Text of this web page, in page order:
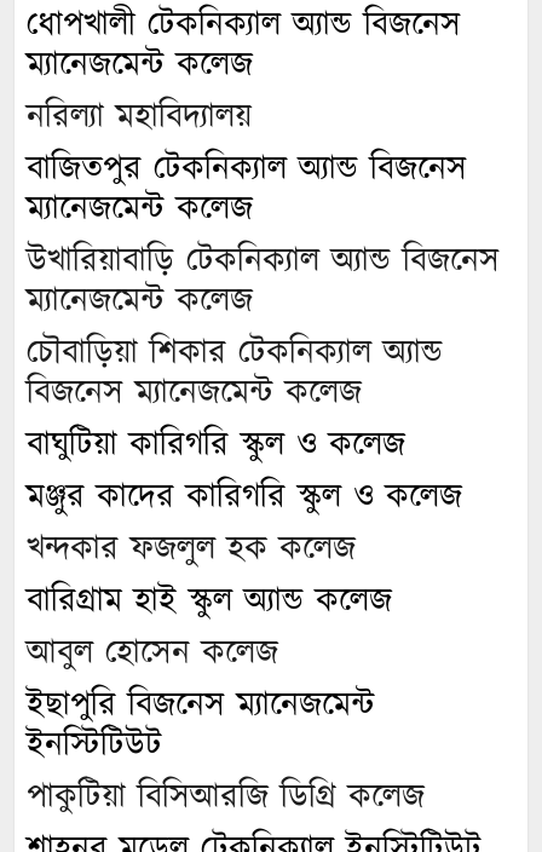
ধোপখালী টেকনিক্যাল অ্যান্ড বিজনেস
ম্যানেজমেন্ট কলেজ
নরিল্যা মহাবিদ্যালয়
বাজিতপুর টেকনিক্যাল অ্যান্ড বিজনেস
ম্যানেজমেন্ট কলেজ
উখারিয়াবাড়ি টেকনিক্যাল অ্যান্ড বিজনেস
ম্যানেজমেন্ট কলেজ
চৌবাড়িয়া শিকার টেকনিক্যাল অ্যান্ড
বিজনেস ম্যানেজমেন্ট কলেজ
বাঘুটিয়া কারিগরি স্কুল ও কলেজ
মঞ্জুর কাদের কারিগরি স্কুল ও কলেজ
খন্দকার ফজলুল হক কলেজ
বারিগ্রাম হাই স্কুল অ্যান্ড কলেজ
আবুল হোসেন কলেজ
ইছাপুরি বিজনেস ম্যানেজমেন্ট
ইনস্টিটিউট
পাকুটিয়া বিসিআরজি ডিগ্রি কলেজ